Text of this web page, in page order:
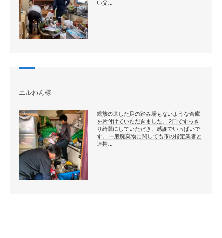
い父…
エルわん様
親族の遺した足の踏み場もないような倉庫
を片付けていただきました。 2日ですっき
り綺麗にしていただき、感謝でいっぱいで
す。 一般廃棄物に関しても市の指定業者と
連携…